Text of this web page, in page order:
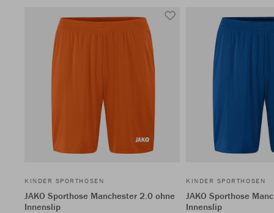
KINDER SPORTHOSEN
JAKO Sporthose Manchester 2.0 ohne
Innenslip
KINDER SPORTHOSEN
JAKO Sporthose
Innenslip